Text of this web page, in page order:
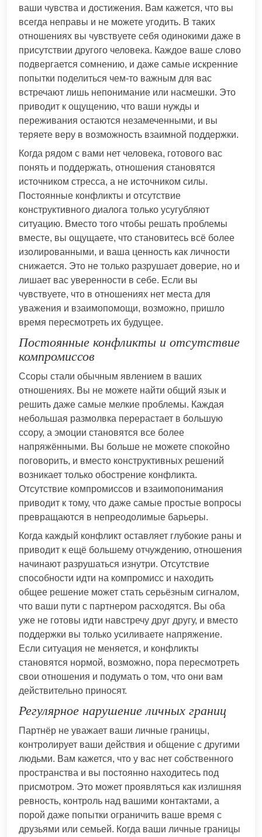
ваши чувства и достижения. Вам кажется, что вы
всегда неправы и не можете угодить. В таких
отношениях вы чувствуете себя одинокими даже в
присутствии другого человека. Каждое ваше слово
подвергается сомнению, и даже самые искренние
попытки поделиться чем-то важным для вас
встречают лишь непонимание или насмешки. Это
приводит к ощущению, что ваши нужды и
переживания остаются незамеченными, и вы
теряете веру в возможность взаимной поддержки.
Когда рядом с вами нет человека, готового вас
понять и поддержать, отношения становятся
источником стресса, а не источником силы.
Постоянные конфликты и отсутствие
конструктивного диалога только усугубляют
ситуацию. Вместо того чтобы решать проблемы
вместе, вы ощущаете, что становитесь всё более
изолированными, и ваша ценность как личности
снижается. Это не только разрушает доверие, но и
лишает вас уверенности в себе. Если вы
чувствуете, что в отношениях нет места для
уважения и взаимопомощи, возможно, пришло
время пересмотреть их будущее.
Постоянные конфликты и отсутствие
компромиссов
Ссоры стали обычным явлением в ваших
отношениях. Вы не можете найти общий язык и
решить даже самые мелкие проблемы. Каждая
небольшая размолвка перерастает в большую
ссору, а эмоции становятся все более
напряжёнными. Вы больше не можете спокойно
поговорить, и вместо конструктивных решений
возникает только обострение конфликта.
Отсутствие компромиссов и взаимопонимания
приводит к тому, что даже самые простые вопросы
превращаются в непреодолимые барьеры.
Когда каждый конфликт оставляет глубокие раны и
приводит к ещё большему отчуждению, отношения
начинают разрушаться изнутри. Отсутствие
способности идти на компромисс и находить
общее решение может стать серьёзным сигналом,
что ваши пути с партнером расходятся. Вы оба
уже не готовы идти навстречу друг другу, и вместо
поддержки вы только усиливаете напряжение.
Если ситуация не меняется, и конфликты
становятся нормой, возможно, пора пересмотреть
свои отношения и подумать о том, что они вам
действительно приносят.
Регулярное нарушение личных границ
Партнёр не уважает ваши личные границы,
контролирует ваши действия и общение с другими
людьми. Вам кажется, что у вас нет собственного
пространства и вы постоянно находитесь под
присмотром. Это может проявляться как излишняя
ревность, контроль над вашими контактами, а
порой даже попытки ограничить ваше время с
друзьями или семьей. Когда ваши личные границы